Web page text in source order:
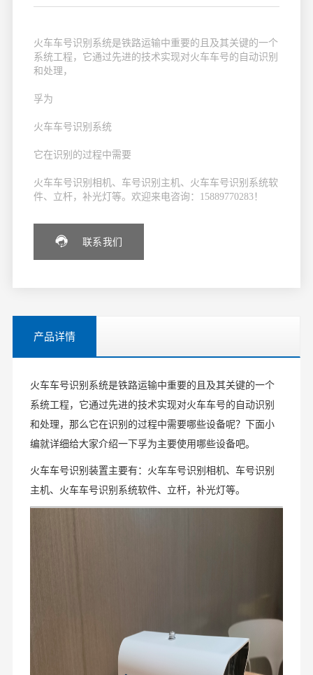
火车车号识别系统是铁路运输中重要的且及其关键的一个
系统工程，它通过先进的技术实现对火车车号的自动识别
和处理，
孚为
火车车号识别系统
它在识别的过程中需要
火车车号识别相机、车号识别主机、火车车号识别系统软
件、立杆，补光灯等。欢迎来电咨询：15889770283！
联系我们
产品详情
火车车号识别系统是铁路运输中重要的且及其关键的一个
系统工程，它通过先进的技术实现对火车车号的自动识别
和处理，那么它在识别的过程中需要哪些设备呢？下面小
编就详细给大家介绍一下孚为主要使用哪些设备吧。
火车车号识别装置主要有：火车车号识别相机、车号识别
主机、火车车号识别系统软件、立杆，补光灯等。